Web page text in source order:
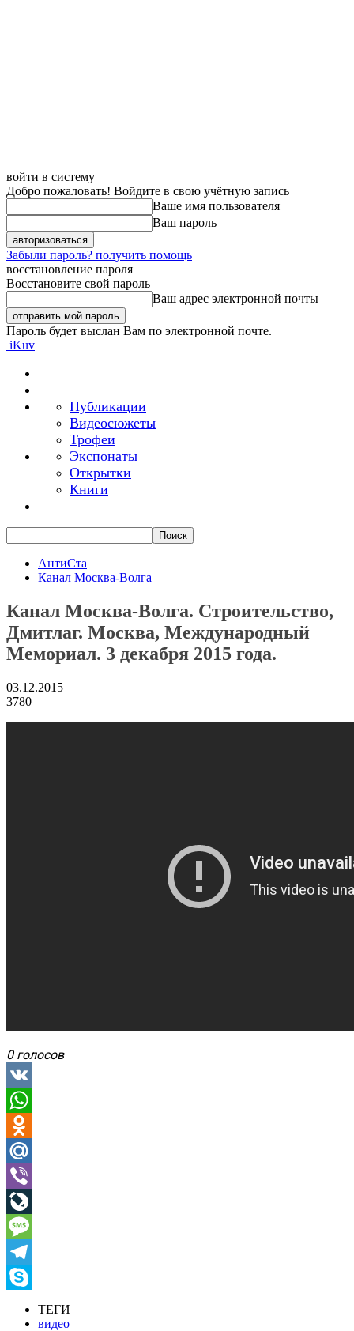
войти в систему
Добро пожаловать! Войдите в свою учётную запись
Ваше имя пользователя
Ваш пароль
Забыли пароль? получить помощь
восстановление пароля
Восстановите свой пароль
Ваш адрес электронной почты
Пароль будет выслан Вам по электронной почте.
iKuv
Публикации
Видеосюжеты
Трофеи
Экспонаты
Открытки
Книги
АнтиСта
Канал Москва-Волга
Канал Москва-Волга. Строительство,
Дмитлаг. Москва, Международный
Мемориал. 3 декабря 2015 года.
03.12.2015
3780
0 голосов
VK
WhatsApp
Odnoklassniki
Mail.Ru
Viber
LiveJournal
Message
Telegram
SkypeТЕГИ
видео